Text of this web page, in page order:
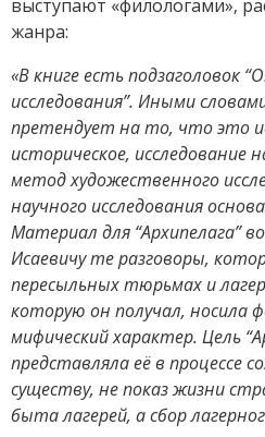
выступают «филологами»,
жанра:
«В книге есть подзаголовок
исследования”. Иными
претендует на то, что это
историческое, исследование
метод художественного
научного исследования
Материал для “Архипелага”
Исаевичу те разговоры,
пересыльных тюрьмах и
которую он получал, носила
мифический характер. Цель
представляла её в процессе
существу, не показ жизни
быта лагерей, а сбор